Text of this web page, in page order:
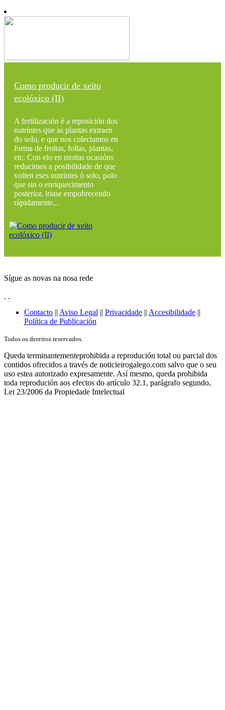
Como producir de xeito
ecolóxico (II)
A fertilización é a reposición dos
nutrintes que as plantas extraen
do solo, e que nos colectamos en
forma de froitas, follas, plantas,
etc. Con elo en moitas ocasións
reducimos a posibilidade de que
volten eses nutrintes ó solo, polo
que sin o enriquecimento
posterior, iriase empobrecendo
rápidamente...
Sígue as novas na nosa rede
Contacto || Aviso Legal || Privacidade || Accesibilidade ||
Política de Publicación
Todos os dereitos reservados.
Queda terminantementeprohibida a reprodución total ou parcial dos
contidos ofrecidos a través de noticieirogalego.com salvo que o seu
uso estea autorizado expresamente. Así mesmo, queda prohibida
toda reprodución aos efectos do artículo 32.1, parágrafo segundo,
Lei 23/2006 da Propiedade Intelectual